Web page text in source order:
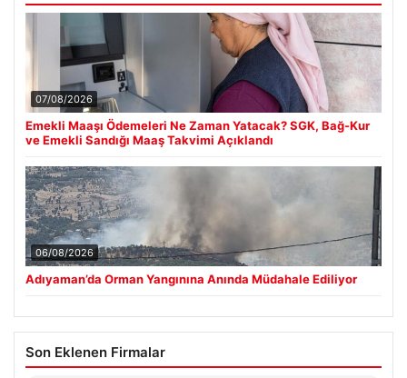
07/08/2026
Emekli Maaşı Ödemeleri Ne Zaman Yatacak? SGK, Bağ-Kur
ve Emekli Sandığı Maaş Takvimi Açıklandı
06/08/2026
Adıyaman’da Orman Yangınına Anında Müdahale Ediliyor
Son Eklenen Firmalar